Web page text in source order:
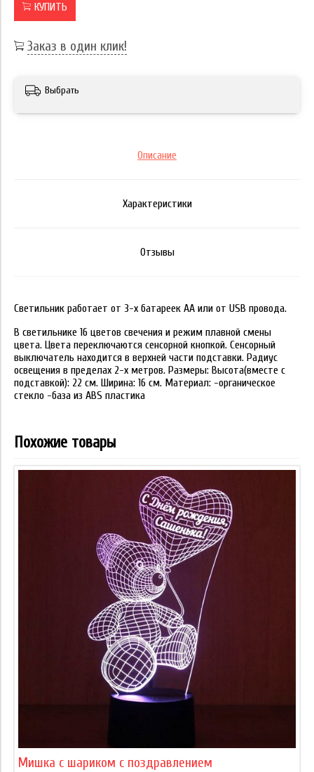
КУПИТЬ
Заказ в один клик!
Выбрать
Описание
Характеристики
Отзывы
Светильник работает от 3-х батареек АА или от USB провода.
В светильнике 16 цветов свечения и режим плавной смены
цвета. Цвета переключаются сенсорной кнопкой. Сенсорный
выключатель находится в верхней части подставки. Радиус
освещения в пределах 2-х метров. Размеры: Высота(вместе с
подставкой): 22 см. Ширина: 16 см. Материал: -органическое
стекло -база из ABS пластика
Похожие товары
Мишка с шариком с поздравлением